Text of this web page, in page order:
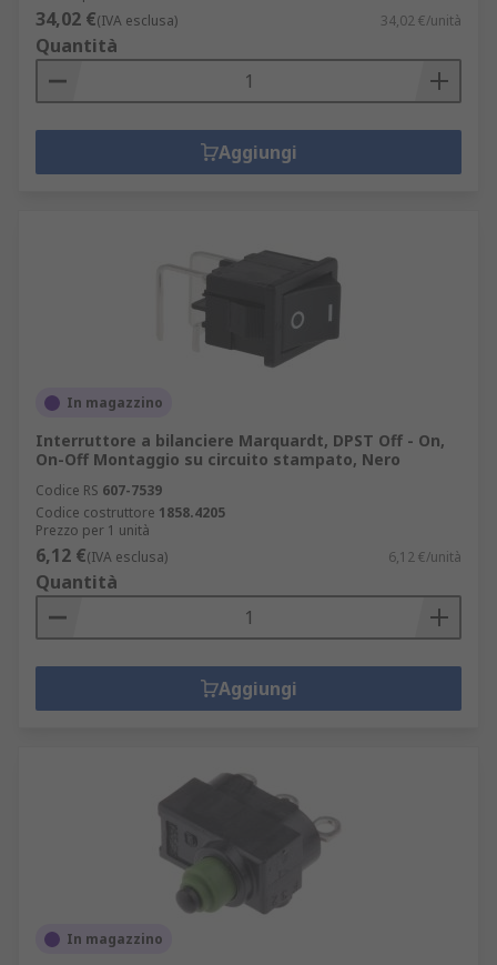
34,02 €(IVA esclusa) 34,02 €/unità
Quantità
Aggiungi
In magazzino
Interruttore a bilanciere Marquardt, DPST Off - On,
On-Off Montaggio su circuito stampato, Nero
Codice RS 607-7539
Codice costruttore 1858.4205
Prezzo per 1 unità
6,12 €(IVA esclusa) 6,12 €/unità
Quantità
Aggiungi
In magazzino